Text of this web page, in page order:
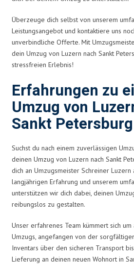
Überzeuge dich selbst von unserem
Leistungsangebot und kontaktiere uns
unverbindliche Offerte. Mit
dein Umzug von Luzern nach Sankt
stressfreien Erlebnis!
Erfahrungen zu
Umzug von
Sankt Petersburg
Suchst du nach einem zuverlässigen
deinen Umzug von Luzern nach Sankt
dich an Umzugsmeister Schreiner
langjährigen Erfahrung und unserem
unterstützen wir dich dabei, deinen
reibungslos zu gestalten.
Unser erfahrenes Team kümmert sich
Umzugs, angefangen von der
Inventars über den sicheren Transport
Lieferung an deinen neuen Wohnort in